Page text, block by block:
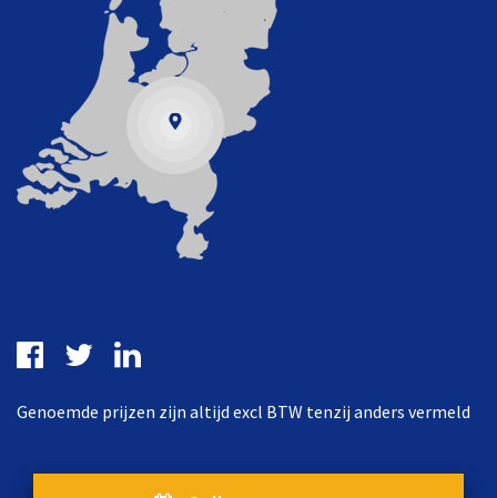
Genoemde prijzen zijn altijd excl BTW tenzij anders vermeld